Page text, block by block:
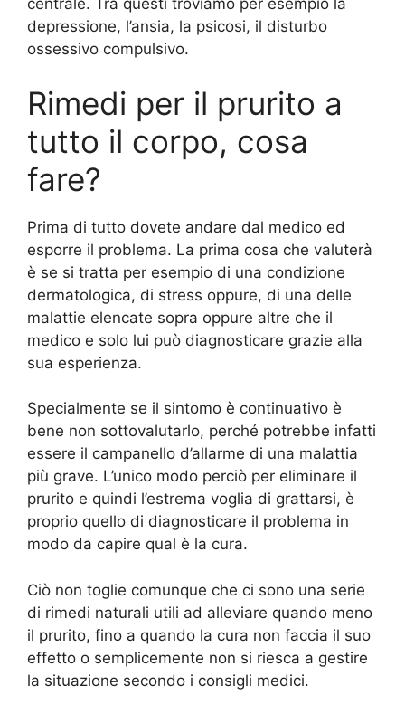
centrale. Tra questi troviamo per esempio la
depressione, l’ansia, la psicosi, il disturbo
ossessivo compulsivo.
Rimedi per il prurito a
tutto il corpo, cosa
fare?
Prima di tutto dovete andare dal medico ed
esporre il problema. La prima cosa che valuterà
è se si tratta per esempio di una condizione
dermatologica, di stress oppure, di una delle
malattie elencate sopra oppure altre che il
medico e solo lui può diagnosticare grazie alla
sua esperienza.
Specialmente se il sintomo è continuativo è
bene non sottovalutarlo, perché potrebbe infatti
essere il campanello d’allarme di una malattia
più grave. L’unico modo perciò per eliminare il
prurito e quindi l’estrema voglia di grattarsi, è
proprio quello di diagnosticare il problema in
modo da capire qual è la cura.
Ciò non toglie comunque che ci sono una serie
di rimedi naturali utili ad alleviare quando meno
il prurito, fino a quando la cura non faccia il suo
effetto o semplicemente non si riesca a gestire
la situazione secondo i consigli medici.